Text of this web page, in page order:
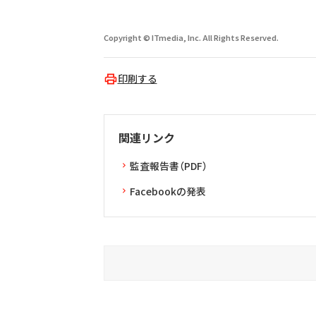
Copyright © ITmedia, Inc. All Rights Reserved.
印刷する
関連リンク
監査報告書（PDF）
Facebookの発表